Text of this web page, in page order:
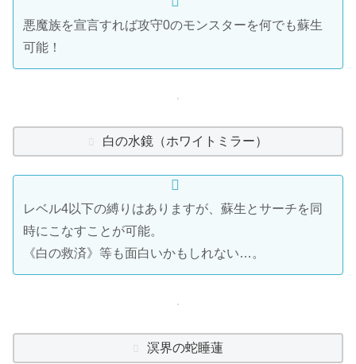
悪魔族を宣言すれば攻守0のモンスターを何でも蘇生
可能！
白の水鏡（ホワイトミラー）
レベル4以下の縛りはありますが、蘇生とサーチを同
時にこなすことが可能。
《白の救済》等も面白いかもしれない…。
溟界の蛇睡蓮